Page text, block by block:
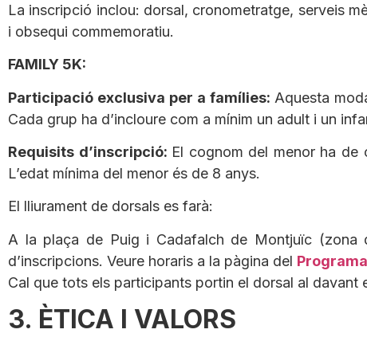
La inscripció inclou: dorsal, cronometratge, serveis
i obsequi commemoratiu.
FAMILY 5K:
Participació exclusiva per a famílies: Aquesta
Cada grup ha d’incloure com a mínim un adult i un
Requisits d’inscripció: El cognom del menor ha de
L’edat mínima del menor és de 8 anys.
El lliurament de dorsals es farà:
A la plaça de Puig i Cadafalch de Montjuïc (zona
d’inscripcions. Veure horaris a la pàgina del Programa
Cal que tots els participants portin el dorsal al davant
3. ÈTICA I VALORS